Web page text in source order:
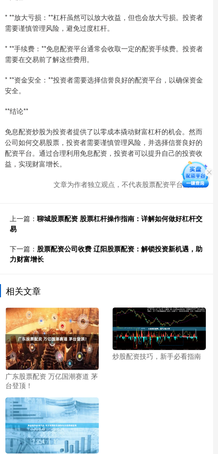
* **放大亏损：**杠杆虽然可以放大收益，但也会放大亏损。投资者
需要谨慎管理风险，避免过度杠杆。
* **手续费：**免息配资平台通常会收取一定的配资手续费。投资者
需要在交易前了解这些费用。
* **资金安全：**投资者需要选择信誉良好的配资平台，以确保资金
安全。
**结论**
免息配资炒股为投资者提供了以零成本撬动财富杠杆的机会。然而
公司如何交易股票，投资者需要谨慎管理风险，并选择信誉良好的
配资平台。通过合理利用免息配资，投资者可以提升自己的投资收
益，实现财富增长。
文章为作者独立观点，不代表股票配资平台网观点
上一篇： 聊城股票配资 股票杠杆操作指南：详解如何做好杠杆交
易
下一篇： 股票配资公司收费 辽阳股票配资：解锁投资新机遇，助
力财富增长
相关文章
广东股票配资 万亿国潮赛道 茅
台登顶！
炒股配资技巧，新手必看指南